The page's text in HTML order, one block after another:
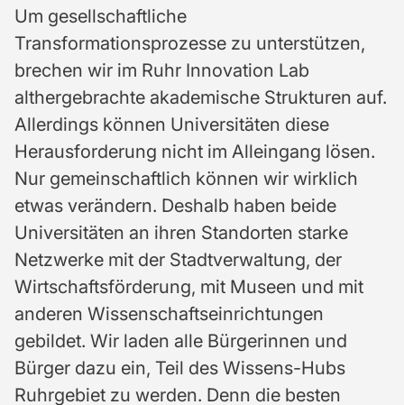
Um gesellschaftliche
Transformationsprozesse zu unterstützen,
brechen wir im Ruhr Innovation Lab
althergebrachte akademische Strukturen auf.
Allerdings können Universitäten diese
Herausforderung nicht im Alleingang lösen.
Nur gemeinschaftlich können wir wirklich
etwas verändern. Deshalb haben beide
Universitäten an ihren Standorten starke
Netzwerke mit der Stadtverwaltung, der
Wirtschaftsförderung, mit Museen und mit
anderen Wissenschaftseinrichtungen
gebildet. Wir laden alle Bürgerinnen und
Bürger dazu ein, Teil des Wissens-Hubs
Ruhrgebiet zu werden. Denn die besten